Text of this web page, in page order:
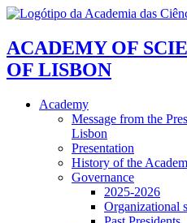
ACADEMY OF
OF LISBON
Academy
Message from the
Lisbon
Presentation
History of the
Governance
2025-2026
Organizational